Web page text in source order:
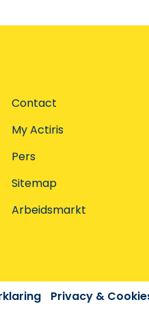
Contact
My Actiris
Pers
Sitemap
Arbeidsmarkt
Privacy &